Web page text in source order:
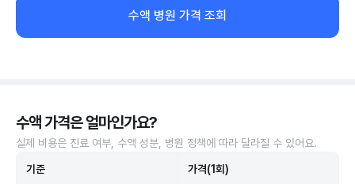
수액 병원 가격 조회
수액 가격은 얼마인가요?
실제 비용은 진료 여부, 수액 성분, 병원 정책에 따라 달라질 수 있어요.
기준 가격(1회)